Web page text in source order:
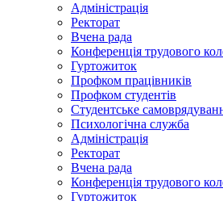
Адміністрація
Ректорат
Вчена рада
Конференція трудового
Гуртожиток
Профком працівників
Профком студентів
Студентське
Психологічна служба
Адміністрація
Ректорат
Вчена рада
Конференція трудового
Гуртожиток